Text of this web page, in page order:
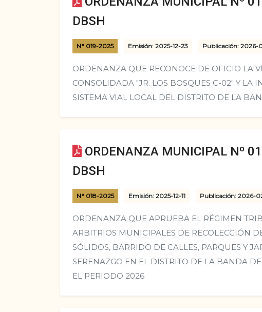
DBSH
N° 019-2025 Emisión: 2025-12-23 Publicación: 2026-
ORDENANZA QUE RECONOCE DE OFICIO LA
CONSOLIDADA "JR. LOS BOSQUES C-02" Y LA
SISTEMA VIAL LOCAL DEL DISTRITO DE LA
ORDENANZA MUNICIPAL Nº
DBSH
N° 018-2025 Emisión: 2025-12-11 Publicación: 2026-
ORDENANZA QUE APRUEBA EL RÉGIMEN
ARBITRIOS MUNICIPALES DE RECOLECCIÓN
SÓLIDOS, BARRIDO DE CALLES, PARQUES Y
SERENAZGO EN EL DISTRITO DE LA BANDA
EL PERIODO 2026